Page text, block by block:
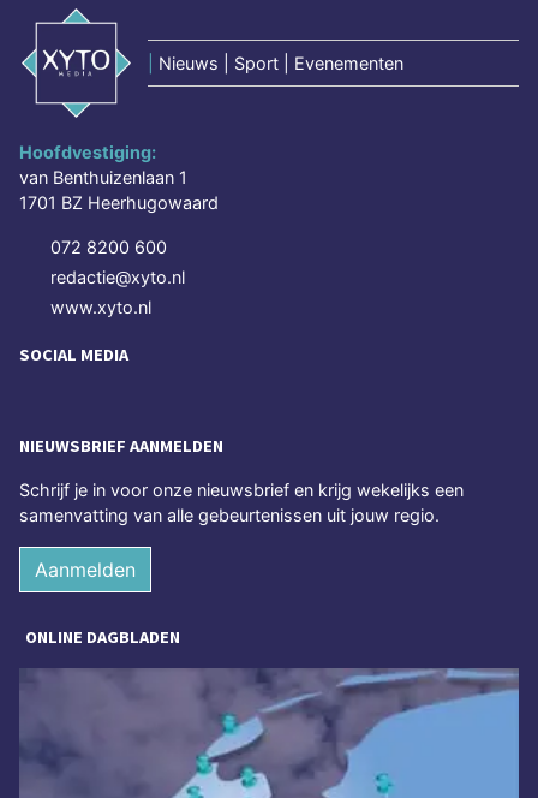
Nieuws | Sport | Evenementen
Hoofdvestiging:
van Benthuizenlaan 1
1701 BZ Heerhugowaard
072 8200 600
redactie@xyto.nl
www.xyto.nl
SOCIAL MEDIA
NIEUWSBRIEF AANMELDEN
Schrijf je in voor onze nieuwsbrief en krijg wekelijks een
samenvatting van alle gebeurtenissen uit jouw regio.
Aanmelden
ONLINE DAGBLADEN